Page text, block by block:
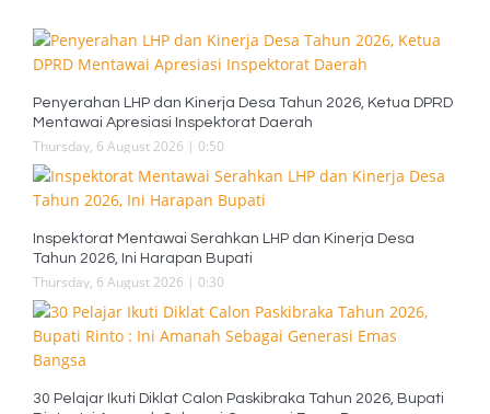
Penyerahan LHP dan Kinerja Desa Tahun 2026, Ketua DPRD
Mentawai Apresiasi Inspektorat Daerah
Thursday, 6 August 2026 | 0:50
Inspektorat Mentawai Serahkan LHP dan Kinerja Desa
Tahun 2026, Ini Harapan Bupati
Thursday, 6 August 2026 | 0:30
30 Pelajar Ikuti Diklat Calon Paskibraka Tahun 2026, Bupati